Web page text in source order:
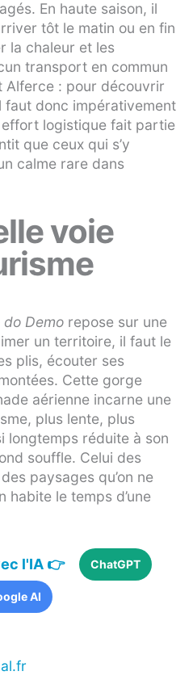
En haute saison, il
tôt le matin ou en fin
la chaleur et les
transport en commun
Alferce : pour découvrir
faut donc impérativement
logistique fait partie
que ceux qui s’y
calme rare dans
voie
Demo repose sur une
un territoire, il faut le
plis, écouter ses
Cette gorge
aérienne incarne une
plus lente, plus
longtemps réduite à son
souffle. Celui des
paysages qu’on ne
habite le temps d’une
l'IA 👉 ChatGPT
AI